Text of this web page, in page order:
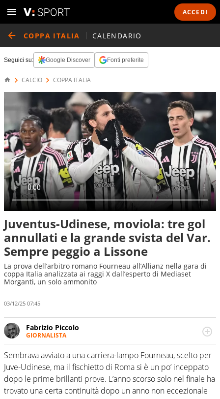
ACCEDI
COPPA ITALIA CALENDARIO
Seguici su: Google Discover Fonti preferite
CALCIO COPPA ITALIA
Juventus-Udinese, moviola: tre gol
annullati e la grande svista del Var.
Sempre peggio a Lissone
La prova dell’arbitro romano Fourneau all’Allianz nella gara di
coppa Italia analizzata ai raggi X dall’esperto di Mediaset
Morganti, un solo ammonito
03/12/25 07:45
Fabrizio Piccolo
GIORNALISTA
Nella sua carriera ha seguito numerose manifestazioni
sportive e collaborato con agenzie e testate. Esperienza,
competenza, conoscenza e memoria storica. Si occupa
prevalentemente di calcio
Sembrava avviato a una carriera-lampo Fourneau, scelto per
Juve-Udinese, ma il fischietto di Roma si è un po’ inceppato
dopo le prime brillanti prove. L’anno scorso solo nel finale ha
trovato una certa continuità dopo un anno non eccezionale